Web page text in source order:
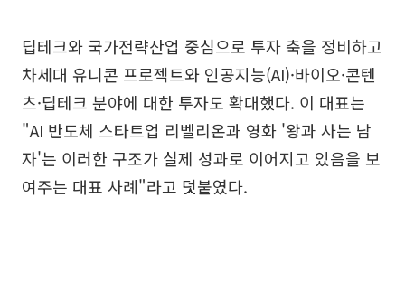
딥테크와 국가전략산업 중심으로 투자 축을 정비하고
차세대 유니콘 프로젝트와 인공지능(AI)·바이오·콘텐
츠·딥테크 분야에 대한 투자도 확대했다. 이 대표는
"AI 반도체 스타트업 리벨리온과 영화 '왕과 사는 남
자'는 이러한 구조가 실제 성과로 이어지고 있음을 보
여주는 대표 사례"라고 덧붙였다.